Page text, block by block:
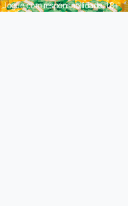
Jogue com responsabilidade. 18+